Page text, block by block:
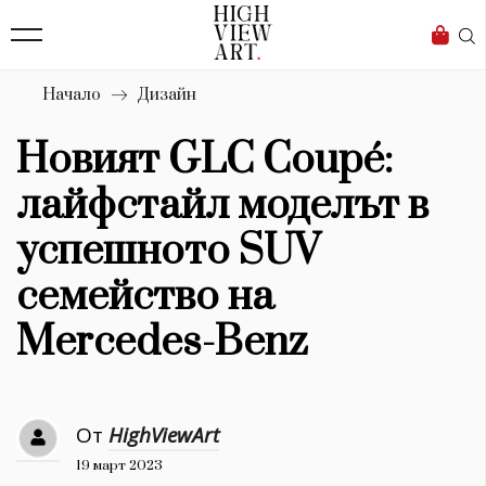
Бизнес
Мода
Dialogue
Изкуство
4340
Красота
777
Книги 1188
Начало Дизайн
Новият GLC Coupé:
лайфстайл моделът в
успешното SUV
семейство на
Mercedes-Benz
От HighViewArt
19 март 2023